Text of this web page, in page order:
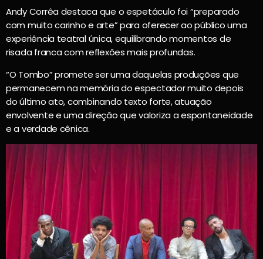
Andy Corrêa destaca que o espetáculo foi “preparado
com muito carinho e arte” para oferecer ao público uma
experiência teatral única, equilibrando momentos de
risada franca com reflexões mais profundas.
“O Tombo” promete ser uma daquelas produções que
permanecem na memória do espectador muito depois
do último ato, combinando texto forte, atuação
envolvente e uma direção que valoriza a espontaneidade
e a verdade cênica.